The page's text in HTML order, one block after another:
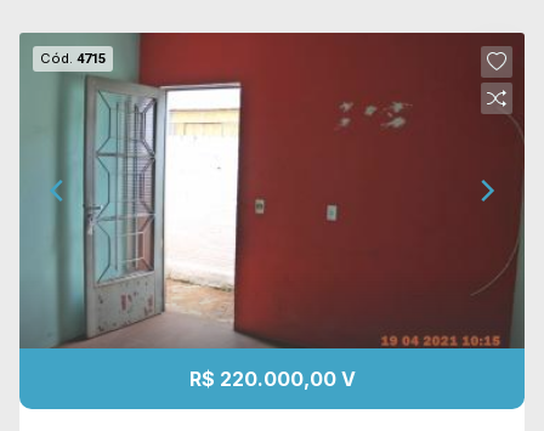
Cód.4715
R$ 220.000,00 V